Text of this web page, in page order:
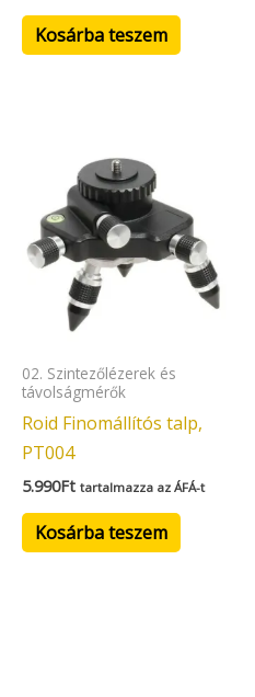
Kosárba teszem
02. Szintezőlézerek és
távolságmérők
Roid Finomállítós talp,
PT004
5.990Ft tartalmazza az ÁFÁ-t
Kosárba teszem